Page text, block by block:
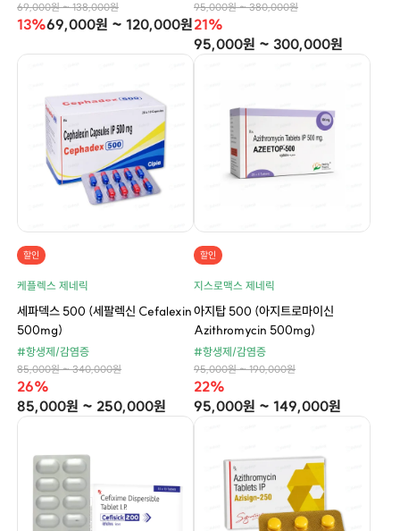
69,000원 ~ 138,000원
13%69,000원 ~ 120,000원
95,000원 ~ 380,000원
21%
95,000원 ~ 300,000원
할인
케플렉스 제네릭
세파덱스 500 (세팔렉신 Cefalexin
500mg)
#항생제/감염증
85,000원 ~ 340,000원
26%
85,000원 ~ 250,000원
할인
지스로맥스 제네릭
아지탑 500 (아지트로마이신
Azithromycin 500mg)
#항생제/감염증
95,000원 ~ 190,000원
22%
95,000원 ~ 149,000원